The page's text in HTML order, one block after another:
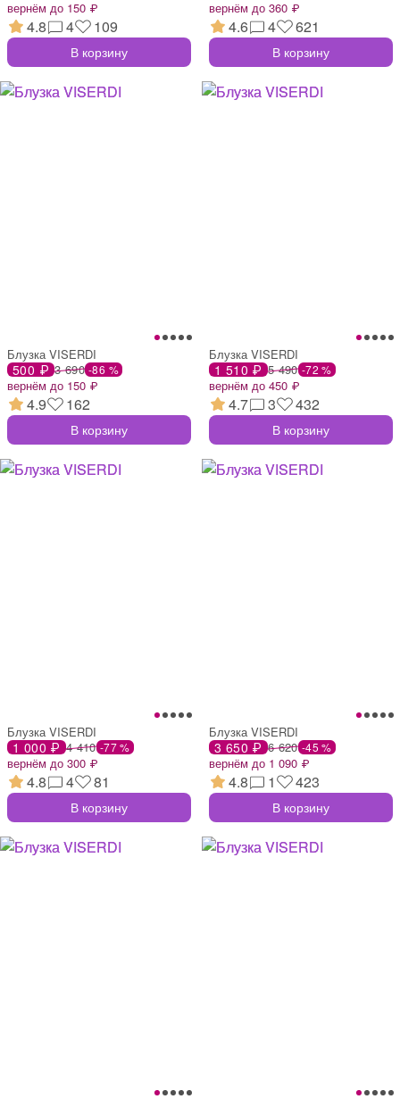
вернём до 150 ₽
4.8 4 109
В корзину
вернём до 360 ₽
4.6 4 621
В корзину
Блузка VISERDI
500 ₽ 3 690 -86 %
вернём до 150 ₽
4.9 162
В корзину
Блузка VISERDI
1 510 ₽ 5 490 -72 %
вернём до 450 ₽
4.7 3 432
В корзину
Блузка VISERDI
1 000 ₽ 4 410 -77 %
вернём до 300 ₽
4.8 4 81
В корзину
Блузка VISERDI
3 650 ₽ 6 620 -45 %
вернём до 1 090 ₽
4.8 1 423
В корзину